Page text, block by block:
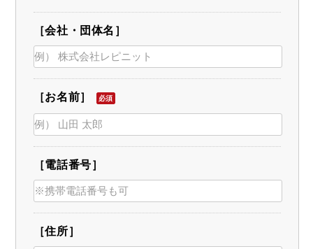
［会社・団体名］
［お名前］ 必須
［電話番号］
［住所］